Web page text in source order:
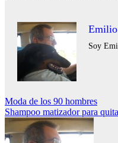
Emilio
Soy
Navegación
de
entradas
Moda de los 90 hombres
Shampoo matizador para